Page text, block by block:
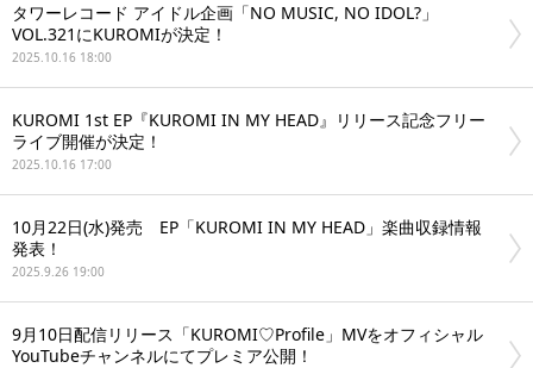
タワーレコード アイドル企画「NO MUSIC, NO IDOL?」
VOL.321にKUROMIが決定！
2025.10.16 18:00
KUROMI 1st EP『KUROMI IN MY HEAD』リリース記念フリー
ライブ開催が決定！
2025.10.16 17:00
10月22日(水)発売 EP「KUROMI IN MY HEAD」楽曲収録情報
発表！
2025.9.26 19:00
9月10日配信リリース「KUROMI♡Profile」MVをオフィシャル
YouTubeチャンネルにてプレミア公開！